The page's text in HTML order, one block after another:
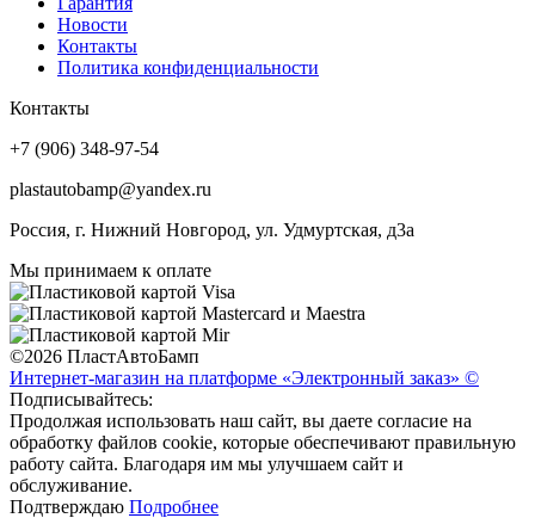
Новости
Контакты
Политика конфиденциальности
Контакты
+7 (906) 348-97-54
plastautobamp@yandex.ru
Россия, г. Нижний Новгород, ул. Удмуртская, д3а
Мы принимаем к оплате
©2026 ПластАвтоБамп
Интернет-магазин на платформе «Электронный заказ» ©
Подписывайтесь:
Продолжая использовать наш сайт, вы даете согласие на
обработку файлов cookie, которые обеспечивают правильную
работу сайта. Благодаря им мы улучшаем сайт и
обслуживание.
Подтверждаю Подробнее